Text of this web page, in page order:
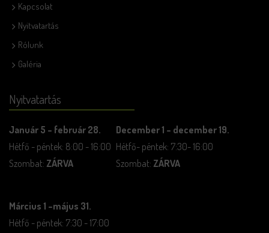
Kapcsolat
Nyitvatartás
Rólunk
Galéria
Nyitvatartás
Január 5 – február 28.
Hétfő - péntek: 8:00 - 16:00
Szombat: ZÁRVA
December 1 – december 19.
Hétfő- péntek: 7:30- 16:00
Szombat: ZÁRVA
Március 1 –május 31.
Hétfő - péntek: 7:30 - 17:00